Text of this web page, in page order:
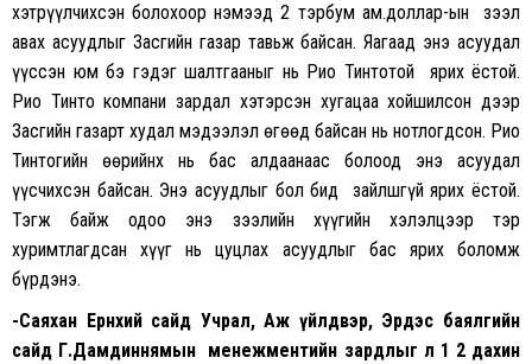
хэтрүүлчихсэн болохоор нэмээд 2 тэрбум ам.доллар-ын зээл
авах асуудлыг Засгийн газар тавьж байсан. Яагаад энэ асуудал
үүссэн юм бэ гэдэг шалтгааныг нь Рио Тинтотой ярих ёстой.
Рио Тинто компани зардал хэтэрсэн хугацаа хойшилсон дээр
Засгийн газарт худал мэдээлэл өгөөд байсан нь нотлогдсон. Рио
Тинтогийн өөрийнх нь бас алдаанаас болоод энэ асуудал
үүсчихсэн байсан. Энэ асуудлыг бол бид зайлшгүй ярих ёстой.
Тэгж байж одоо энэ зээлийн хүүгийн хэлэлцээр тэр
хуримтлагдсан хүүг нь цуцлах асуудлыг бас ярих боломж
бүрдэнэ.
-Саяхан Ерөнхий сайд Учрал, Аж үйлдвэр, Эрдэс баялгийн
сайд Г.Дамдиннямын менежментийн зардлыг л 1 2 дахин